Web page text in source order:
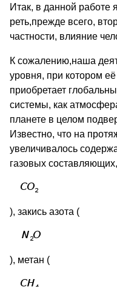
Итак, в данной работе
реть,прежде всего,
частности, влияние
К сожалению,наша
уровня, при котором
приобретает
системы, как
планете в целом
Известно, что на
увеличивалось
газовых
), закись азота (
), метан (